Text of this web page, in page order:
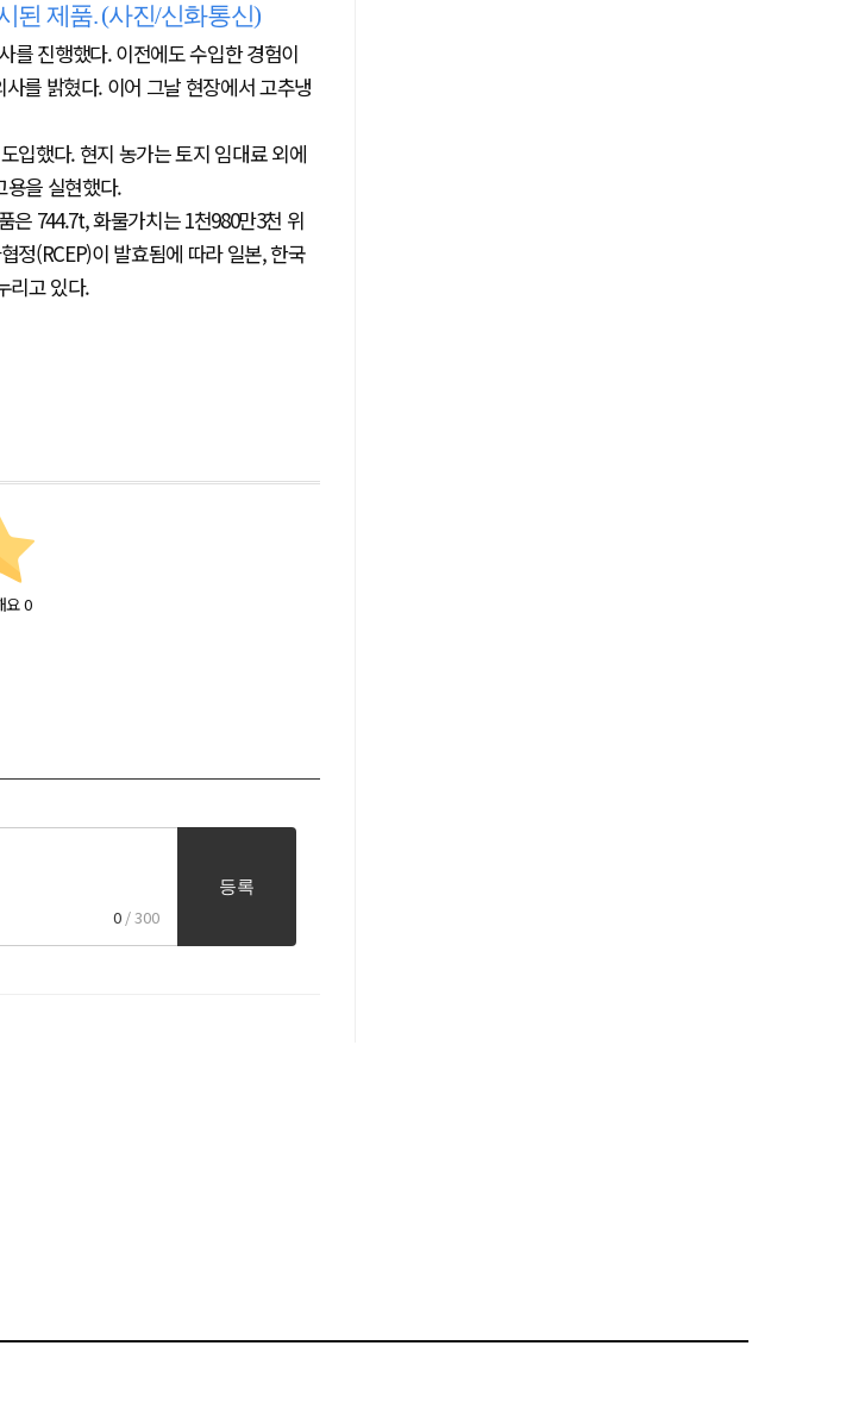
된 제품. (사진/신화통신)
를 진행했다. 이전에도 수입한 경험이
를 밝혔다. 이어 그날 현장에서 고추냉
입했다. 현지 농가는 토지 임대료 외에
용을 실현했다.
744.7t, 화물가치는 1천980만3천 위
정(RCEP)이 발효됨에 따라 일본, 한국
리고 있다.
요 0
0 / 300
등록